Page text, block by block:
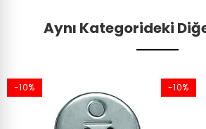
Aynı Kategorideki
-10% -10%